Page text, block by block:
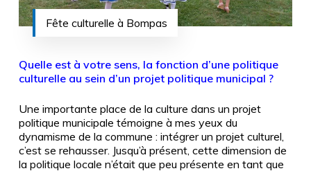
Fête culturelle à Bompas
Quelle est à votre sens, la fonction d’une politique
culturelle au sein d’un projet politique municipal ?
Une importante place de la culture dans un projet
politique municipale témoigne à mes yeux du
dynamisme de la commune : intégrer un projet culturel,
c’est se rehausser. Jusqu’à présent, cette dimension de
la politique locale n’était que peu présente en tant que